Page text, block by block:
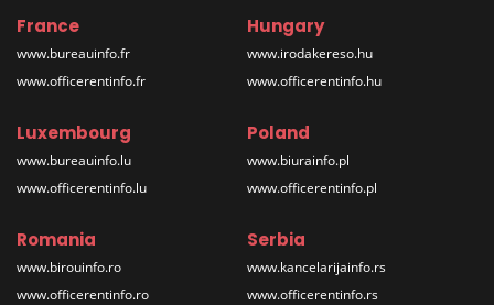
France
www.bureauinfo.fr
www.officerentinfo.fr
Hungary
www.irodakereso.hu
www.officerentinfo.hu
Luxembourg
www.bureauinfo.lu
www.officerentinfo.lu
Poland
www.biurainfo.pl
www.officerentinfo.pl
Romania
www.birouinfo.ro
www.officerentinfo.ro
Serbia
www.kancelarijainfo.rs
www.officerentinfo.rs